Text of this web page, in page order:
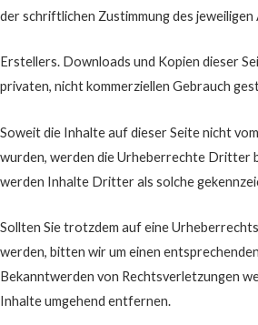
der schriftlichen Zustimmung des
Erstellers. Downloads und Kopien dieser
privaten, nicht kommerziellen Gebrauch
Soweit die Inhalte auf dieser Seite nicht
wurden, werden die Urheberrechte Dritter
werden Inhalte Dritter als solche
Sollten Sie trotzdem auf eine
werden, bitten wir um einen
Bekanntwerden von Rechtsverletzungen
Inhalte umgehend entfernen.